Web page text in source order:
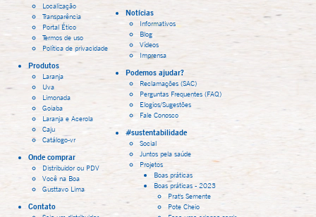
Localização
Transparência
Portal Ético
Termos de uso
Política de privacidade
Produtos
Laranja
Uva
Limonada
Goiaba
Laranja e Acerola
Caju
Catálogo-vr
Onde comprar
Distribuidor ou PDV
Você na Boa
Gusttavo Lima
Contato
Notícias
Informativos
Blog
Vídeos
Imprensa
Podemos ajudar?
Reclamações (SAC)
Perguntas Frequentes (FAQ)
Elogios/Sugestões
Fale Conosco
#sustentabilidade
Social
Juntos pela saúde
Projetos
Boas práticas
Boas práticas - 2023
Prat's Semente
Pote Cheio